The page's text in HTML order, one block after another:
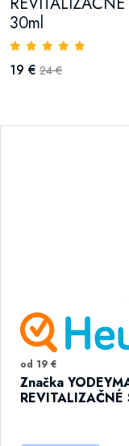
30ml
19 € 24 €
od 19 €
Značka